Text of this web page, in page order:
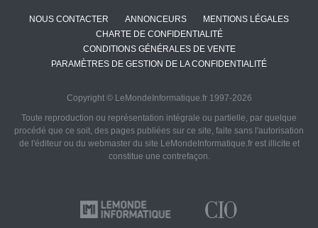
NOUS CONTACTER ANNONCEURS
MENTIONS LÉGALES
CHARTE DE CONFIDENTIALITÉ
CONDITIONS GÉNÉRALES DE VENTE
PARAMÈTRES DE GESTION DE LA CONFIDENTIALITÉ
Copyright © LeMondeInformatique.fr 1997-2026
Toute reproduction ou représentation intégrale ou partielle, par quelque
procédé que ce soit, des pages publiées sur ce site, faite sans l'autorisation
de l'éditeur ou du webmaster du site LeMondeInformatique.fr est illicite et
constitue une contrefaçon.